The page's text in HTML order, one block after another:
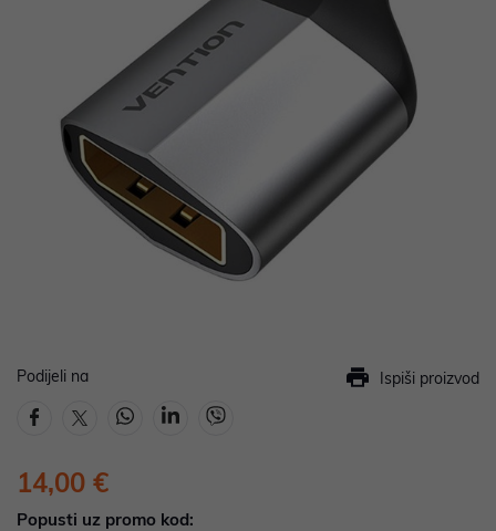
Podijeli na Ispiši proizvod
14,00 €
Popusti uz promo kod: